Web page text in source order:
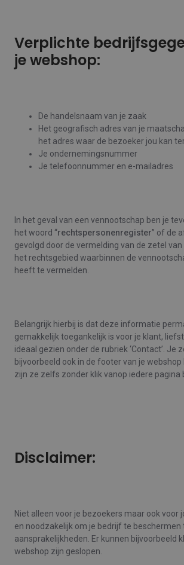
Verplichte
je webshop:
De handelsnaam van je zaak
Het geografisch adres van je
het adres waar de bezoeker jou kan
Je ondernemingsnummer
Je telefoonnummer en e-mailadres
In het geval van een vennootschap ben je
het woord “rechtspersonenregister” of de
gevolgd door de vermelding van de zetel
het rechtsgebied waarbinnen de
heeft te vermelden.
Belangrijk hierbij is dat deze informatie
gemakkelijk toegankelijk is voor je klant,
ideaal gezien onder de rubriek ‘Contact’. Je
bijvoorbeeld ook in de footer van je
zijn ze zelfs zonder klik vanop iedere pagina
Disclaimer:
Niet alleen voor je bezoekers maar ook voor
en noodzakelijk om je bedrijf te beschermen
aansprakelijkheden. Er kunnen bijvoorbeeld
webshop zijn geslopen.